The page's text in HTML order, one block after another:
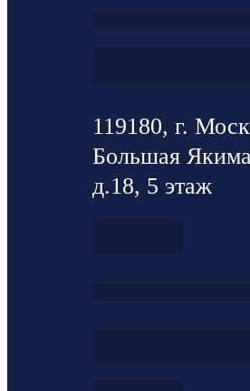
119180, г.
Большая
д.18, 5 этаж